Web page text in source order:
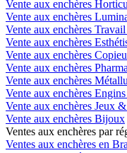
Vente aux enchères
Vente aux enchères
Vente aux enchères
Vente aux enchères
Vente aux enchères
Vente aux enchères
Vente aux enchères
Vente aux enchères
Vente aux enchères Jeux
Vente aux enchères Bijoux
Ventes aux enchères par
Ventes aux enchères en